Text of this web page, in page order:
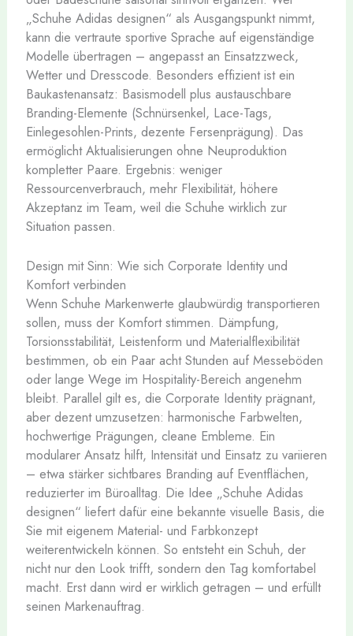
„Schuhe Adidas designen“ als Ausgangspunkt nimmt,
kann die vertraute sportive Sprache auf eigenständige
Modelle übertragen – angepasst an Einsatzzweck,
Wetter und Dresscode. Besonders effizient ist ein
Baukastenansatz: Basismodell plus austauschbare
Branding-Elemente (Schnürsenkel, Lace-Tags,
Einlegesohlen-Prints, dezente Fersenprägung). Das
ermöglicht Aktualisierungen ohne Neuproduktion
kompletter Paare. Ergebnis: weniger
Ressourcenverbrauch, mehr Flexibilität, höhere
Akzeptanz im Team, weil die Schuhe wirklich zur
Situation passen.
Design mit Sinn: Wie sich Corporate Identity und
Komfort verbinden
Wenn Schuhe Markenwerte glaubwürdig transportieren
sollen, muss der Komfort stimmen. Dämpfung,
Torsionsstabilität, Leistenform und Materialflexibilität
bestimmen, ob ein Paar acht Stunden auf Messeböden
oder lange Wege im Hospitality-Bereich angenehm
bleibt. Parallel gilt es, die Corporate Identity prägnant,
aber dezent umzusetzen: harmonische Farbwelten,
hochwertige Prägungen, cleane Embleme. Ein
modularer Ansatz hilft, Intensität und Einsatz zu variieren
– etwa stärker sichtbares Branding auf Eventflächen,
reduzierter im Büroalltag. Die Idee „Schuhe Adidas
designen“ liefert dafür eine bekannte visuelle Basis, die
Sie mit eigenem Material- und Farbkonzept
weiterentwickeln können. So entsteht ein Schuh, der
nicht nur den Look trifft, sondern den Tag komfortabel
macht. Erst dann wird er wirklich getragen – und erfüllt
seinen Markenauftrag.